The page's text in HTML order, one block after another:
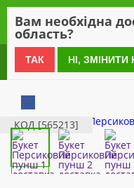
0 800 21 54 55
КОД [565213]
Вам необхідна
область?
ТАК НІ,